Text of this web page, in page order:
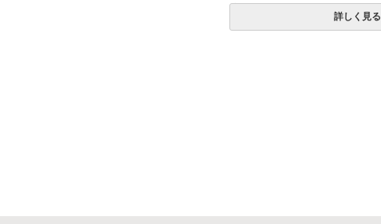
す。
詳しく見る